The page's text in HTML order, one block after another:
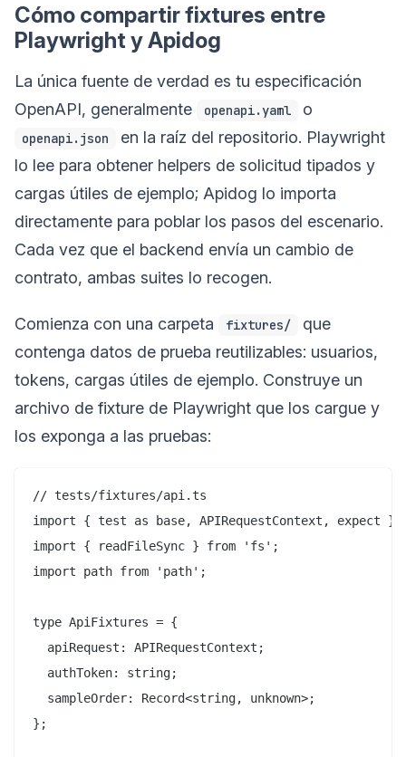
Cómo compartir fixtures entre
Playwright y Apidog
La única fuente de verdad es tu especificación
OpenAPI, generalmente
openapi.yaml o
openapi.json
en la raíz del repositorio. Playwright
lo lee para obtener helpers de solicitud tipados y
cargas útiles de ejemplo; Apidog lo importa
directamente para poblar los pasos del escenario.
Cada vez que el backend envía un cambio de
contrato, ambas suites lo recogen.
Comienza con una carpeta fixtures/
que
contenga datos de prueba reutilizables: usuarios,
tokens, cargas útiles de ejemplo. Construye un
archivo de fixture de Playwright que los cargue y
los exponga a las pruebas:
// tests/fixtures/api.ts
import { test as base, APIRequestContext, expect
import { readFileSync } from 'fs';
import path from 'path';
type ApiFixtures = {
  apiRequest: APIRequestContext;
  authToken: string;
  sampleOrder: Record<string, unknown>;
};